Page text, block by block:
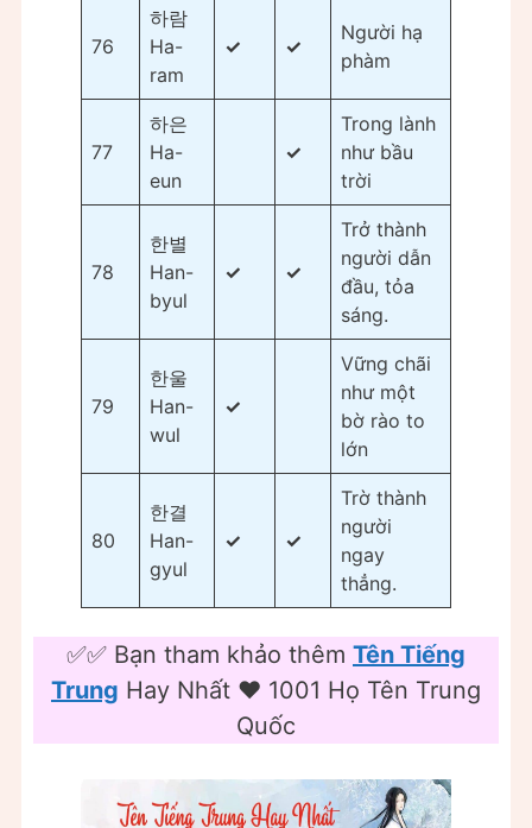
76
하람
Ha-
ram
✓ ✓
Người hạ
phàm
77
하은
Ha-
eun
✓
Trong lành
như bầu
trời
78
한별
Han-
byul
✓ ✓
Trở thành
người dẫn
đầu, tỏa
sáng.
79
한울
Han-
wul
✓
Vững chãi
như một
bờ rào to
lớn
80
한결
Han-
gyul
✓ ✓
Trờ thành
người
ngay
thẳng.
✅✅ Bạn tham khảo thêm Tên Tiếng
Trung Hay Nhất ❤️️ 1001 Họ Tên Trung
Quốc